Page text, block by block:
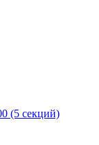
(5 секций)